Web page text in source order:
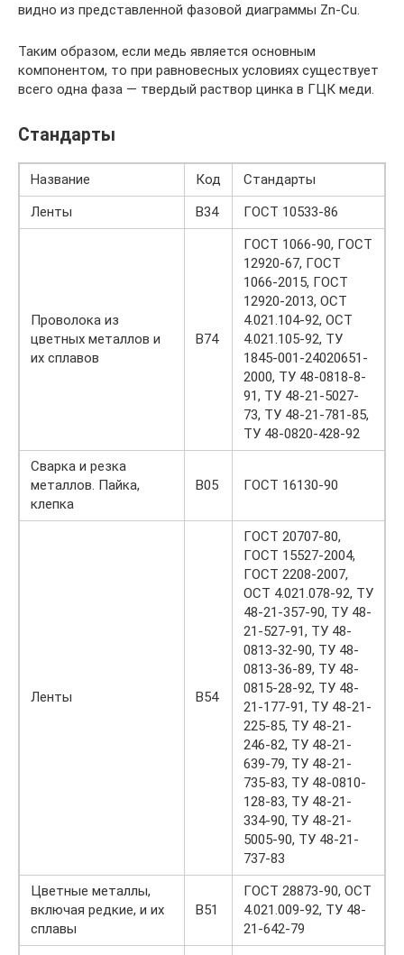
видно из представленной фазовой диаграммы Zn-Cu.
Таким образом, если медь является основным
компонентом, то при равновесных условиях существует
всего одна фаза — твердый раствор цинка в ГЦК меди.
Стандарты
Название Код
Стандарты
Ленты
В34 ГОСТ 10533-86
Проволока из
цветных металлов и
их сплавов
В74
ГОСТ 1066-90, ГОСТ
12920-67, ГОСТ
1066-2015, ГОСТ
12920-2013, ОСТ
4.021.104-92, ОСТ
4.021.105-92, TУ
1845-001-24020651-
2000, TУ 48-0818-8-
91, TУ 48-21-5027-
73, TУ 48-21-781-85,
TУ 48-0820-428-92
Сварка и резка
металлов. Пайка,
клепка
В05 ГОСТ 16130-90
Ленты В54
ГОСТ 20707-80,
ГОСТ 15527-2004,
ГОСТ 2208-2007,
ОСТ 4.021.078-92, TУ
48-21-357-90, TУ 48-
21-527-91, TУ 48-
0813-32-90, TУ 48-
0813-36-89, TУ 48-
0815-28-92, TУ 48-
21-177-91, TУ 48-21-
225-85, TУ 48-21-
246-82, TУ 48-21-
639-79, TУ 48-21-
735-83, TУ 48-0810-
128-83, TУ 48-21-
334-90, TУ 48-21-
5005-90, TУ 48-21-
737-83
Цветные металлы,
включая редкие, и их
сплавы
В51
ГОСТ 28873-90, ОСТ
4.021.009-92, TУ 48-
21-642-79